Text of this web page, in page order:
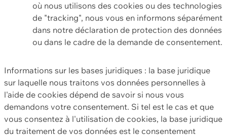
où nous utilisons des cookies ou des technologies
de "tracking", nous vous en informons séparément
dans notre déclaration de protection des données
ou dans le cadre de la demande de consentement.
Informations sur les bases juridiques : la base juridique
sur laquelle nous traitons vos données personnelles à
l'aide de cookies dépend de savoir si nous vous
demandons votre consentement. Si tel est le cas et que
vous consentez à l'utilisation de cookies, la base juridique
du traitement de vos données est le consentement